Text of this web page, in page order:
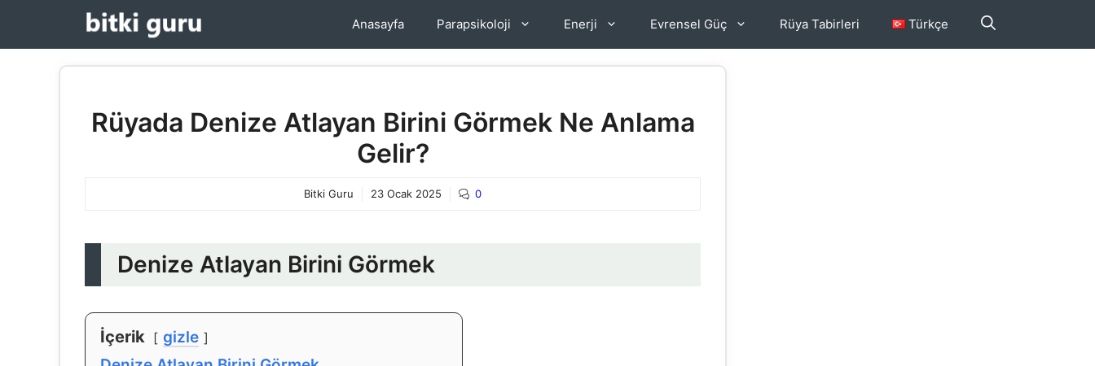
Anasayfa Parapsikoloji Enerji Evrensel Güç Rüya Tabirleri Türkçe
Rüyada Denize Atlayan Birini Görmek Ne Anlama
Gelir?
Bitki Guru 23 Ocak 2025 0
Denize Atlayan Birini Görmek
İçerik
gizle